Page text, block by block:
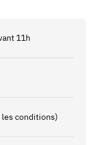
11h
les conditions)